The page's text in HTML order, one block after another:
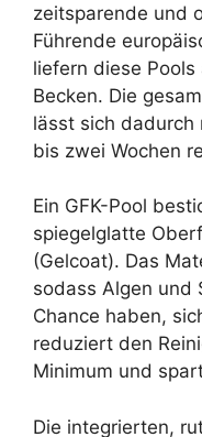
zeitsparende und
Führende
liefern diese
Becken. Die
lässt sich dadurch
bis zwei Wochen
Ein GFK-Pool
spiegelglatte
(Gelcoat). Das
sodass Algen und
Chance haben,
reduziert den
Minimum und
Die integrierten,